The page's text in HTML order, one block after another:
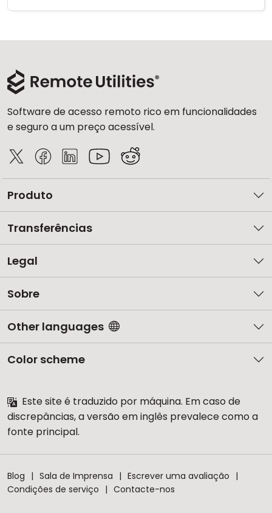
Software de acesso remoto rico em funcionalidades
e seguro a um preço acessível.
Produto
Transferências
Legal
Sobre
Other languages
Color scheme
Este site é traduzido por máquina. Em caso de
discrepâncias, a versão em inglês prevalece como a
fonte principal.
Blog Sala de Imprensa
Escrever uma avaliação
Condições de serviço
Contacte-nos